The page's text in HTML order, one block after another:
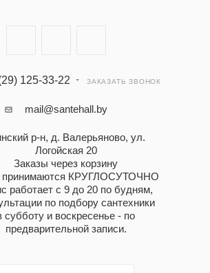
125-33-22 ЗАКАЗАТЬ ЗВОНОК
mail@santehall.by
р-н, д. Валерьяново, ул.
Логойская 20
Заказы через корзину
принимаются КРУГЛОСУТОЧНО
работает с 9 до 20 по будням,
по подбору сантехники
субботу и воскресенье - по
предварительной записи.